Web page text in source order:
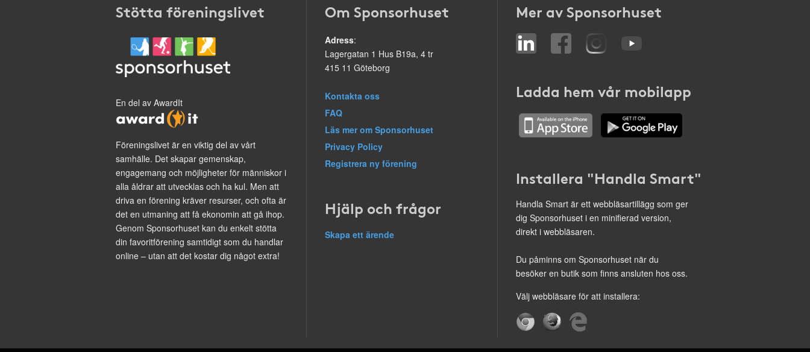
Stötta föreningslivet
En del av AwardIt
Föreningslivet är en viktig del av vårt
samhälle. Det skapar gemenskap,
engagemang och möjligheter för människor i
alla åldrar att utvecklas och ha kul. Men att
driva en förening kräver resurser, och ofta är
det en utmaning att få ekonomin att gå ihop.
Genom Sponsorhuset kan du enkelt stötta
din favoritförening samtidigt som du handlar
online – utan att det kostar dig något extra!
Om Sponsorhuset
Adress:
Lagergatan 1 Hus B19a, 4 tr
415 11 Göteborg
Kontakta oss
FAQ
Läs mer om Sponsorhuset
Privacy Policy
Registrera ny förening
Hjälp och frågor
Skapa ett ärende
Mer av Sponsorhuset
Ladda hem vår mobilapp
Installera "Handla Smart"
Handla Smart är ett webbläsartillägg som ger
dig Sponsorhuset i en minifierad version,
direkt i webbläsaren.
Du påminns om Sponsorhuset när du
besöker en butik som finns ansluten hos oss.
Välj webbläsare för att installera: